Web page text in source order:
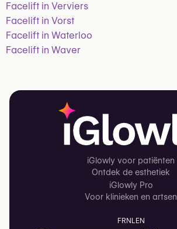
Facelift in Verviers
Facelift in Vorst
Facelift in Waterloo
Facelift in Waver
iGlowly voor patiënten
Ontdek de esthetiek
iGlowly Pro
Voor klinieken en artsen
FRNLEN